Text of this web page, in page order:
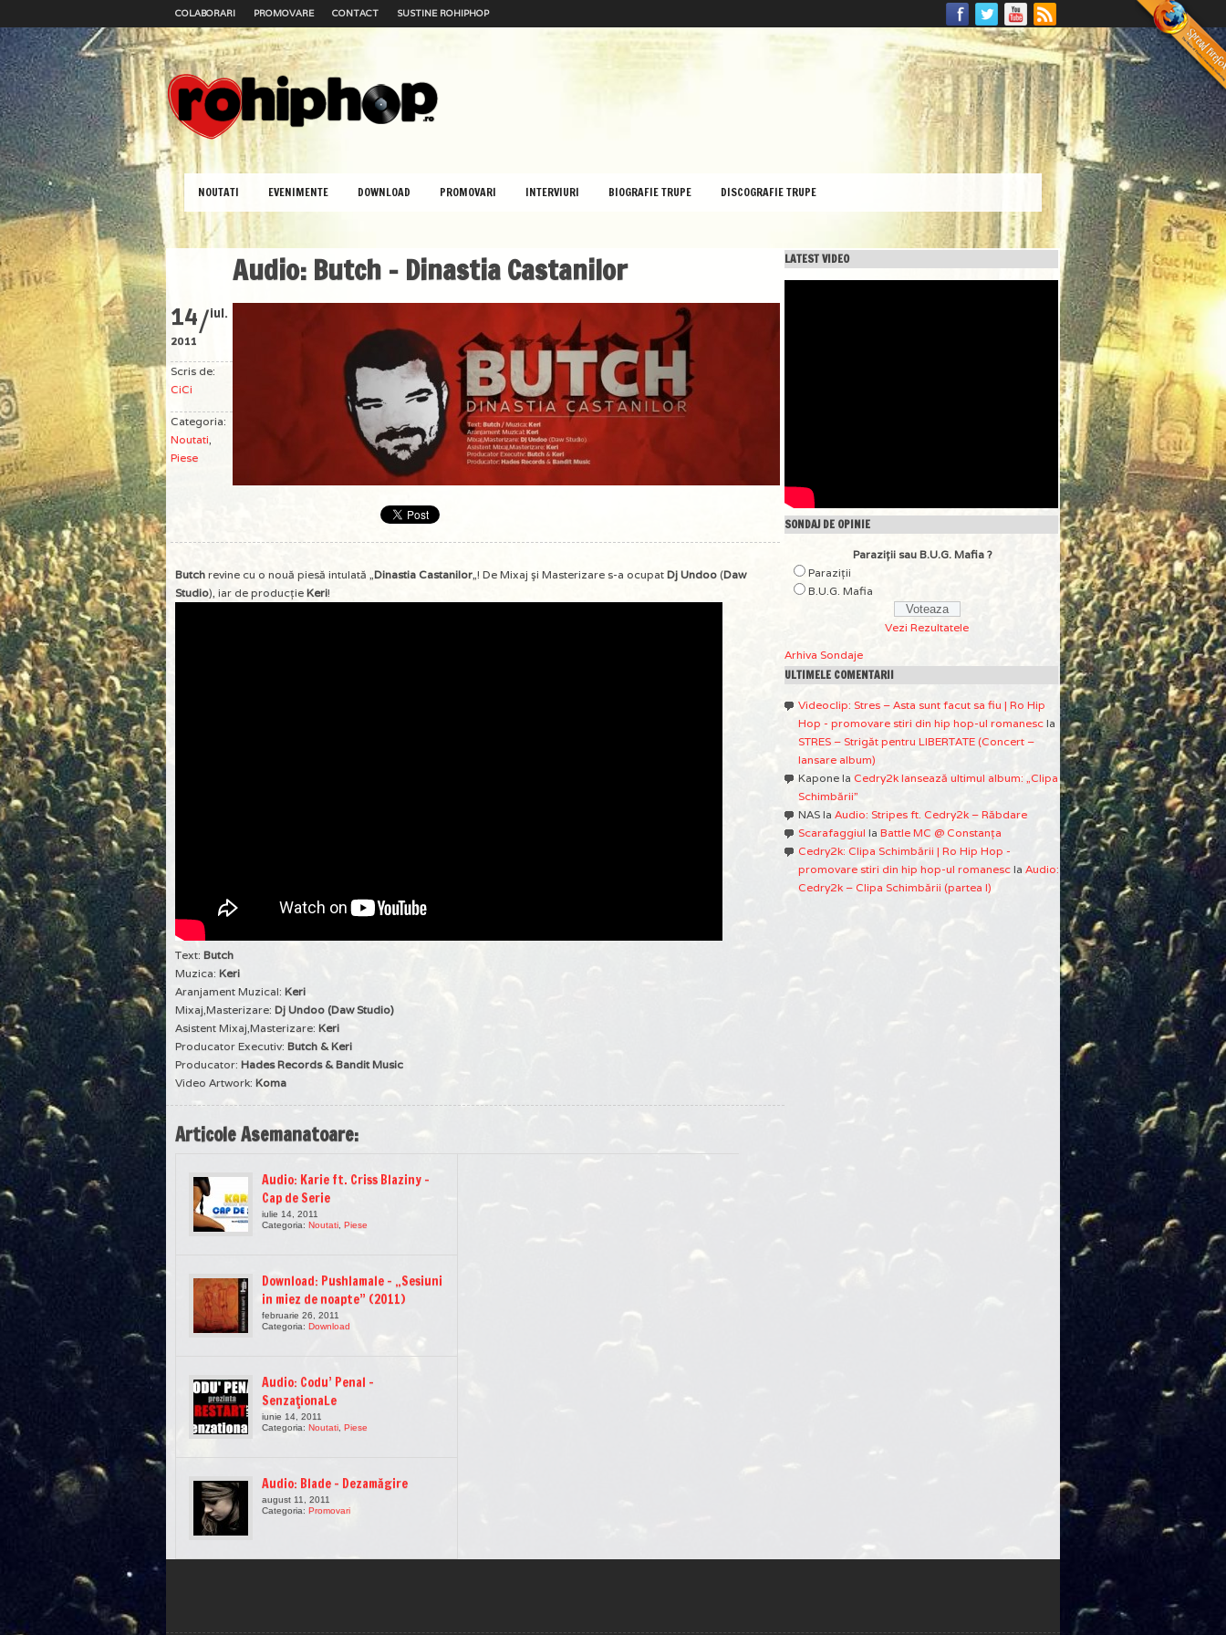
COLABORARI PROMOVARE CONTACT SUSTINE ROHIPHOP
NOUTATI EVENIMENTE DOWNLOAD PROMOVARI INTERVIURI BIOGRAFIE TRUPE DISCOGRAFIE TRUPE
Audio: Butch – Dinastia Castanilor
14/iul.
2011
Scris de:
CiCi
Categoria:
Noutati,
Piese
Butch revine cu o nouă piesă intulată „Dinastia Castanilor„! De Mixaj şi Masterizare s-a ocupat Dj Undoo (Daw
Studio), iar de producţie Keri!
Text: Butch
Muzica: Keri
Aranjament Muzical: Keri
Mixaj,Masterizare: Dj Undoo (Daw Studio)
Asistent Mixaj,Masterizare: Keri
Producator Executiv: Butch & Keri
Producator: Hades Records & Bandit Music
Video Artwork: Koma
Articole Asemanatoare:
Audio: Karie ft. Criss Blaziny –
Cap de Serie
iulie 14, 2011
Categoria: Noutati Piese
Download: Pushlamale – „Sesiuni
in miez de noapte” (2011)
februarie 26, 2011
Categoria: Download
Audio: Codu’ Penal –
SenzaţionaLe
iunie 14, 2011
Categoria: Noutati Piese
Audio: Blade – Dezamăgire
august 11, 2011
Categoria: Promovari
LATEST VIDEO
SONDAJ DE OPINIE
Paraziţii sau B.U.G. Mafia ?
Paraziţii
B.U.G. Mafia
Vezi Rezultatele
Arhiva Sondaje
ULTIMELE COMENTARII
Videoclip: Stres – Asta sunt facut sa fiu | Ro Hip
Hop - promovare stiri din hip hop-ul romanesc la
STRES – Strigăt pentru LIBERTATE (Concert –
lansare album)
Kapone la Cedry2k lansează ultimul album: „Clipa
Schimbării”
NAS la Audio: Stripes ft. Cedry2k – Răbdare
Scarafaggiul la Battle MC @ Constanţa
Cedry2k: Clipa Schimbării | Ro Hip Hop -
promovare stiri din hip hop-ul romanesc la Audio:
Cedry2k – Clipa Schimbării (partea I)